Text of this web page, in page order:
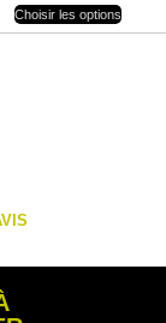
Choisir les options